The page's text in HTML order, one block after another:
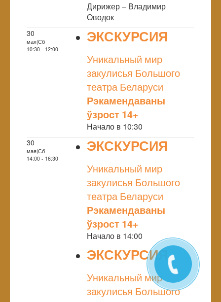
Дирижер – Владимир
Оводок
30
мая|Сб
10:30 - 12:00
ЭКСКУРСИЯ
Уникальный мир
закулисья Большого
театра Беларуси
Рэкамендаваны
ўзрост 14+
Начало в 10:30
30
мая|Сб
14:00 - 16:30
ЭКСКУРСИЯ
Уникальный мир
закулисья Большого
театра Беларуси
Рэкамендаваны
ўзрост 14+
Начало в 14:00
ЭКСКУРСИЯ
Уникальный мир
закулисья Большого